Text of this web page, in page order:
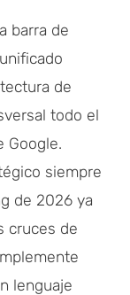
barra de
de
todo el
Google.
siempre
de 2026 ya
cruces de
lenguaje